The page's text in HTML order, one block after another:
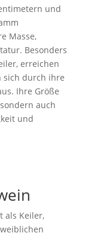
und
Masse,
Besonders
erreichen
sich durch ihre
Ihre Größe
auch
und
als Keiler,